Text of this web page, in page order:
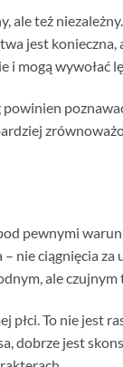
ale też
jest konieczna,
i mogą wywołać
pewnymi
nie ciągnięcia za
ale
To nie jest
dobrze jest